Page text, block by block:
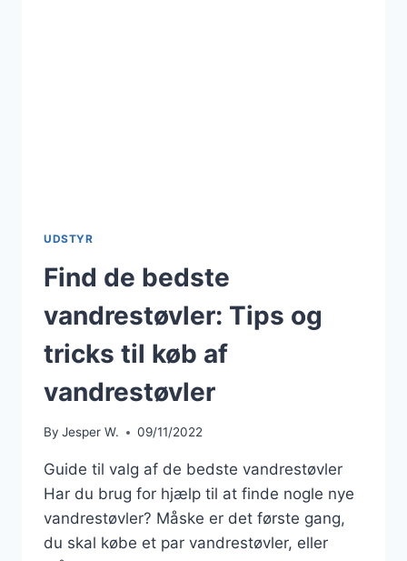
UDSTYR
Find de bedste
vandrestøvler: Tips og
tricks til køb af
vandrestøvler
By Jesper W. 09/11/2022
Guide til valg af de bedste vandrestøvler
Har du brug for hjælp til at finde nogle nye
vandrestøvler? Måske er det første gang,
du skal købe et par vandrestøvler, eller